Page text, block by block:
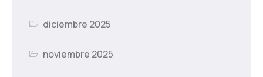
diciembre 2025
noviembre 2025